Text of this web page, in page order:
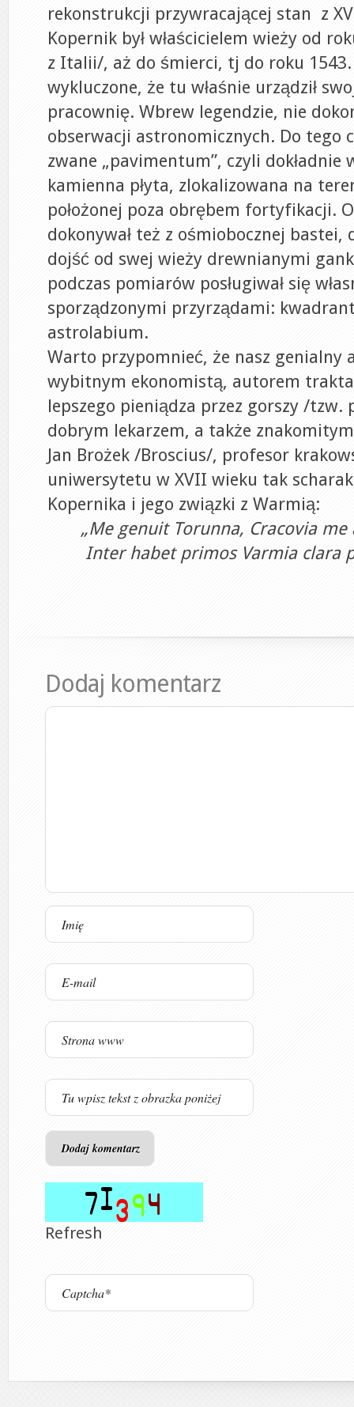
rekonstrukcji przywracającej stan z
Kopernik był właścicielem wieży od
z Italii/, aż do śmierci, tj do roku
wykluczone, że tu właśnie urządził
pracownię. Wbrew legendzie, nie
obserwacji astronomicznych. Do tego
zwane „pavimentum”, czyli dokładnie
kamienna płyta, zlokalizowana na
położonej poza obrębem fortyfikacji.
dokonywał też z ośmiobocznej bastei,
dojść od swej wieży drewnianymi
podczas pomiarów posługiwał się
sporządzonymi przyrządami:
astrolabium.
Warto przypomnieć, że nasz genialny
wybitnym ekonomistą, autorem
lepszego pieniądza przez gorszy /tzw.
dobrym lekarzem, a także
Jan Brożek /Broscius/, profesor
uniwersytetu w XVII wieku tak
Kopernika i jego związki z Warmią:
„Me genuit Torunna, Cracovia me
Inter habet primos Varmia clara
Dodaj komentarz
Refresh